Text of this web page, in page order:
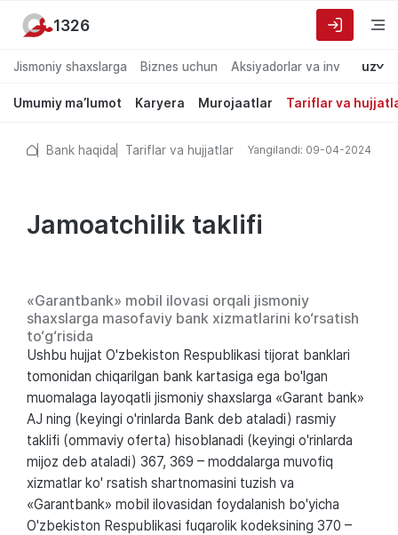
Jismoniy shaxslarga Biznes uchun Aksiyadorlar va investorlarga
uz
Umumiy ma’lumot Karyera Murojaatlar Tariflar va
1326
Bank haqida Tariflar va hujjatlar Yangilandi: 09-04-2024
Jamoatchilik taklifi
«Garantbank» mobil ilovasi orqali jismoniy
shaxslarga masofaviy bank xizmatlarini ko‘rsatish
to‘g‘risida
Ushbu hujjat O'zbekiston Respublikasi tijorat banklari
tomonidan chiqarilgan bank kartasiga ega bo'lgan
muomalaga layoqatli jismoniy shaxslarga «Garant bank»
AJ ning (keyingi o'rinlarda Bank deb ataladi) rasmiy
taklifi (ommaviy oferta) hisoblanadi (keyingi o'rinlarda
mijoz deb ataladi) 367, 369 – moddalarga muvofiq
xizmatlar ko' rsatish shartnomasini tuzish va
«Garantbank» mobil ilovasidan foydalanish bo'yicha
O'zbekiston Respublikasi fuqarolik kodeksining 370 –